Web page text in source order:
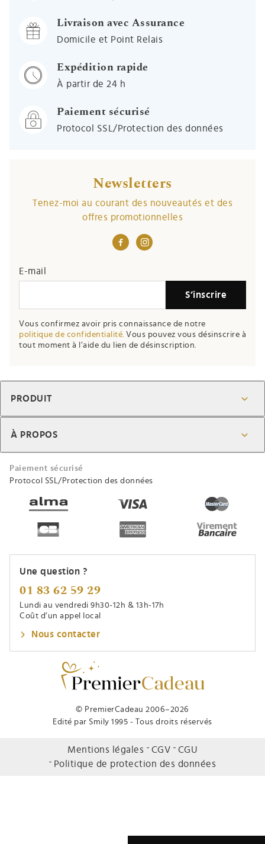
Livraison avec Assurance
Domicile et Point Relais
Expédition rapide
À partir de 24 h
Paiement sécurisé
Protocol SSL/Protection des données
Newsletters
Tenez-moi au courant des nouveautés et des
offres promotionnelles
E-mail
S’inscrire
Vous confirmez avoir pris connaissance de notre
politique de confidentialité. Vous pouvez vous désinscrire à
tout moment à l’aide du lien de désinscription.
© PremierCadeau 2006–2026
Edité par Smily 1995 - Tous droits réservés
PRODUIT
À PROPOS
Paiement sécurisé
Protocol SSL/Protection des données
Une question ?
01 83 62 59 29
Lundi au vendredi 9h30-12h & 13h-17h
Coût d’un appel local
Nous contacter
Mentions légales CGV
CGU
Politique de protection des données